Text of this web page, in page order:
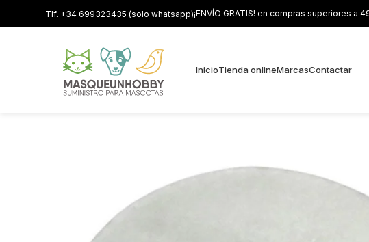
Tlf. +34 699323435 (solo whatsapp)¡ENVÍO GRATIS! en compras superiores a
InicioTienda onlineMarcasContactar